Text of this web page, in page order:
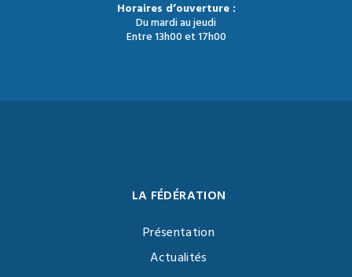
Horaires d’ouverture :
Du mardi au jeudi
Entre 13h00 et 17h00
LA FÉDÉRATION
Présentation
Actualités